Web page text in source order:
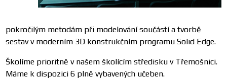
pokročilým metodám při modelování součástí a tvorbě
sestav v moderním 3D konstrukčním programu Solid Edge.
Školíme prioritně v našem školícím středisku v Třemošnici.
Máme k dispozici 6 plně vybavených učeben.